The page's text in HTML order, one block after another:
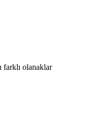
farklı olanaklar